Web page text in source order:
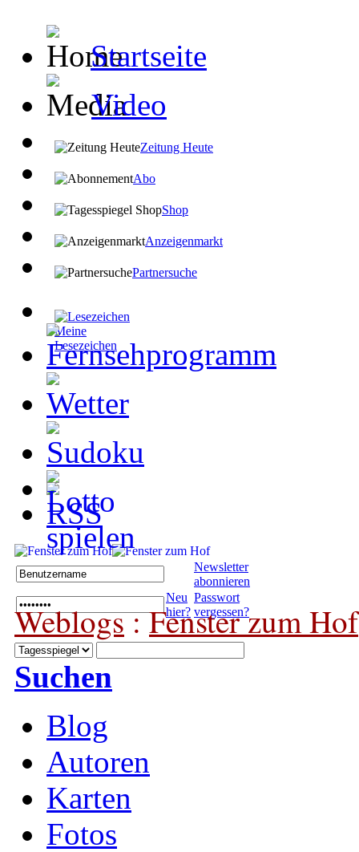
Startseite
Video
Zeitung Heute
Abo
Shop
Anzeigenmarkt
Partnersuche
Meine
Lesezeichen
Newsletter
abonnieren
Neu
hier?
Passwort
vergessen?
Weblogs:Fenster zum Hof
Suchen
Blog
Autoren
Karten
Fotos